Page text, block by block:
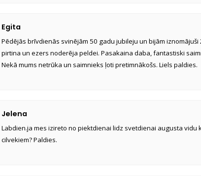
Egita
Pēdējās brīvdienās svinējām 50 gadu jubileju un bijām iznomājuši
pirtina un ezers noderēja peldei. Pasakaina daba, fantastiski
Nekā mums netrūka un saimnieks ļoti pretimnākošs. Liels paldies.
Jelena
Labdien.ja mes izireto no piektdienai lidz svetdienai augusta vidu
cilvekiem? Paldies.